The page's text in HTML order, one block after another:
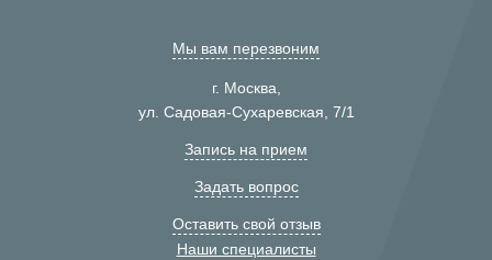
Мы вам перезвоним
г. Москва,
ул. Садовая-Сухаревская, 7/1
Запись на прием
Задать вопрос
Оставить свой отзыв
Наши специалисты